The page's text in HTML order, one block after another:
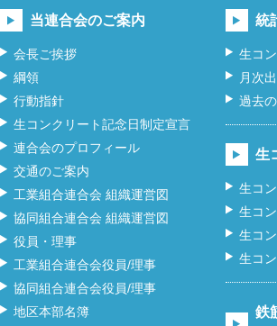
当連合会のご案内
会長ご挨拶
綱領
行動指針
生コンクリート記念日制定宣言
連合会のプロフィール
交通のご案内
工業組合連合会 組織運営図
協同組合連合会 組織運営図
役員・理事
工業組合連合会役員/理事
協同組合連合会役員/理事
地区本部名簿
統
生コ
月次
過去
生
生コ
生コ
生コ
生コ
鉄